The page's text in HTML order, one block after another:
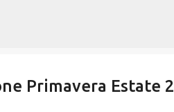
Primavera Estate